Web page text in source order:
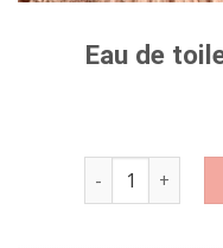
Eau de
quantité de Eau